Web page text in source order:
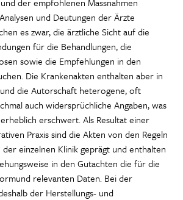
und Deutungen der Ärzte
es zwar, die ärztliche Sicht auf die
für die Behandlungen, die
sowie die Empfehlungen in den
Die Krankenakten enthalten aber in
die Autorschaft heterogene, oft
auch widersprüchliche Angaben, was
erschwert. Als Resultat einer
Praxis sind die Akten von den Regeln
einzelnen Klinik geprägt und enthalten
in den Gutachten die für die
relevanten Daten. Bei der
der Herstellungs- und